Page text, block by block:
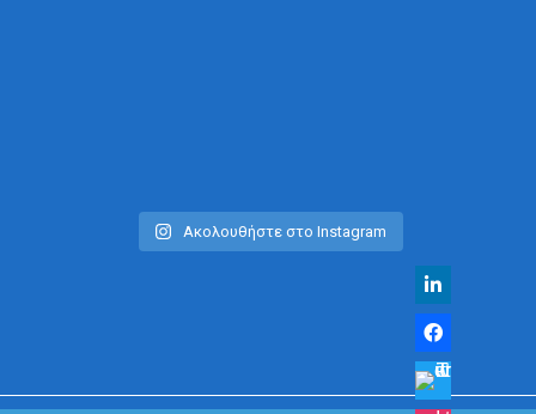
Ακολουθήστε στο Instagram